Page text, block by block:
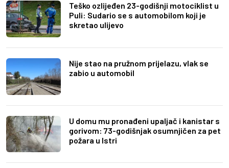
Teško ozlijeđen 23-godišnji motociklist u
Puli: Sudario se s automobilom koji je
skretao ulijevo
Nije stao na pružnom prijelazu, vlak se
zabio u automobil
U domu mu pronađeni upaljač i kanistar s
gorivom: 73-godišnjak osumnjičen za pet
požara u Istri